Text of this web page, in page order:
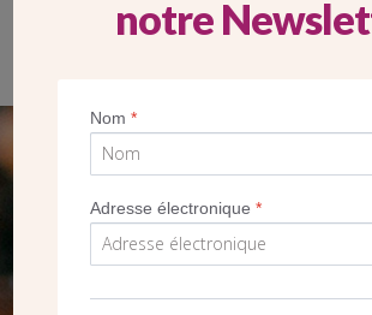
SEUL VOTRE DON
NOUS PERMET D’AGIR
FAIRE UN DON
notre
Nom*
Adresse électronique*